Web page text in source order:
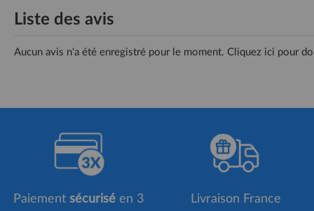
Liste des avis
Aucun avis n'a été enregistré pour le moment. Cliquez ici pour
Paiement sécurisé en 3
Livraison France